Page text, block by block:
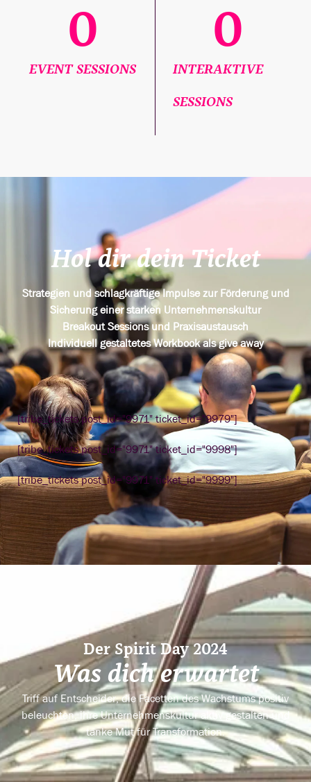
EVENT SESSIONS
0
INTERAKTIVE
SESSIONS
0
Hol dir dein Ticket
Strategien und schlagkräftige Impulse zur Förderung und
Sicherung einer starken Unternehmenskultur
Breakout Sessions und Praxisaustausch
Individuell gestaltetes Workbook als give away
[tribe_tickets post_id="9971" ticket_id="9979"]
[tribe_tickets post_id="9971" ticket_id="9998"]
[tribe_tickets post_id="9971" ticket_id="9999"]
Der Spirit Day 2024
Was dich erwartet
Triff auf Entscheider, die Facetten des Wachstums positiv
beleuchten, ihre Unternehmenskultur aktiv gestalten und
tanke Mut für Transformation.